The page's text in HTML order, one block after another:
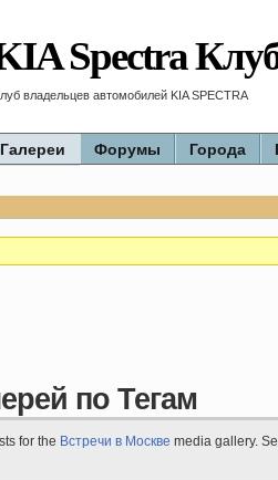
Spectra
владельцев автомобилей KIA SPECTRA
Галереи Форумы Города
по Тегам
for the Встречи в Москве media gallery.